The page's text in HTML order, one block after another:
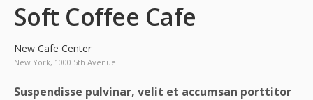
Soft Coffee Cafe
New Cafe Center
New York, 1000 5th Avenue
Suspendisse pulvinar, velit et accumsan porttitor